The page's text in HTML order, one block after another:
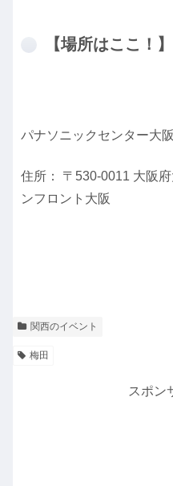
【場所はここ！】
パナソニックセンター大阪
住所： 〒530-0011 大阪
ンフロント大阪
関西のイベント
梅田
スポン